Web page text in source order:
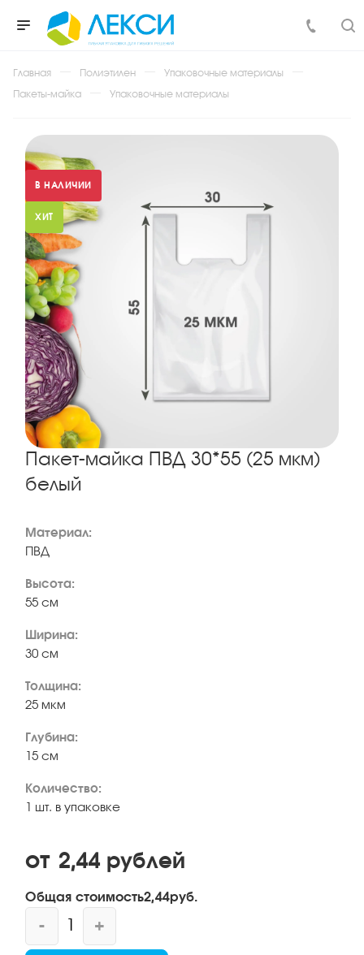
Главная Полиэтилен Упаковочные материалы
Пакеты-майка Упаковочные материалы
В НАЛИЧИИ
ХИТ
Пакет-майка ПВД 30*55 (25 мкм)
белый
Материал:
ПВД
Высота:
55 см
Ширина:
30 см
Толщина:
25 мкм
Глубина:
15 см
Количество:
1 шт. в упаковке
от 2,44 рублей
Общая стоимость2,44руб.
- +